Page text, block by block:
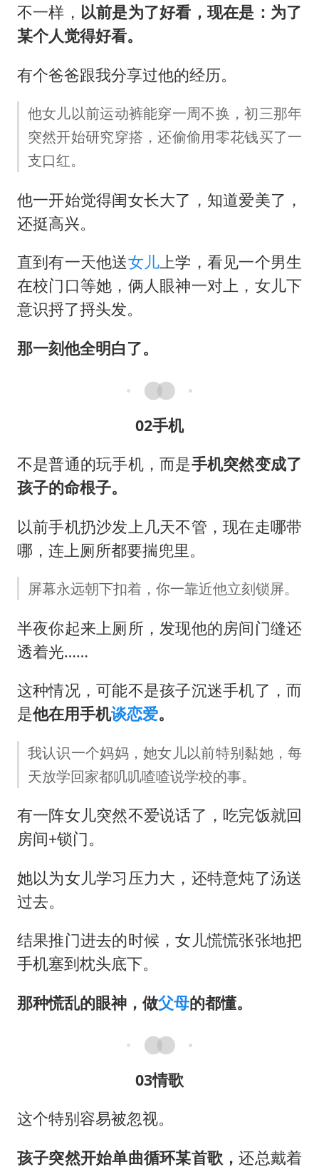
不一样， 以前是为了好看，现在是：为了
某个人觉得好看。
有个爸爸跟我分享过他的经历。
他女儿以前运动裤能穿一周不换，初三那年
突然开始研究穿搭，还偷偷用零花钱买了一
支口红。
他一开始觉得闺女长大了，知道爱美了，
还挺高兴。
直到有一天他送女儿上学，看见一个男生
在校门口等她，俩人眼神一对上，女儿下
意识捋了捋头发。
那一刻他全明白了。
02手机
不是普通的玩手机，而是手机突然变成了
孩子的命根子。
以前手机扔沙发上几天不管，现在走哪带
哪，连上厕所都要揣兜里。
屏幕永远朝下扣着，你一靠近他立刻锁屏。
半夜你起来上厕所，发现他的房间门缝还
透着光……
这种情况，可能不是孩子沉迷手机了，而
是他在用手机谈恋爱。
我认识一个妈妈，她女儿以前特别黏她，每
天放学回家都叽叽喳喳说学校的事。
有一阵女儿突然不爱说话了，吃完饭就回
房间+锁门。
她以为女儿学习压力大，还特意炖了汤送
过去。
结果推门进去的时候，女儿慌慌张张地把
手机塞到枕头底下。
那种慌乱的眼神，做父母的都懂。
03情歌
这个特别容易被忽视。
孩子突然开始单曲循环某首歌，还总戴着